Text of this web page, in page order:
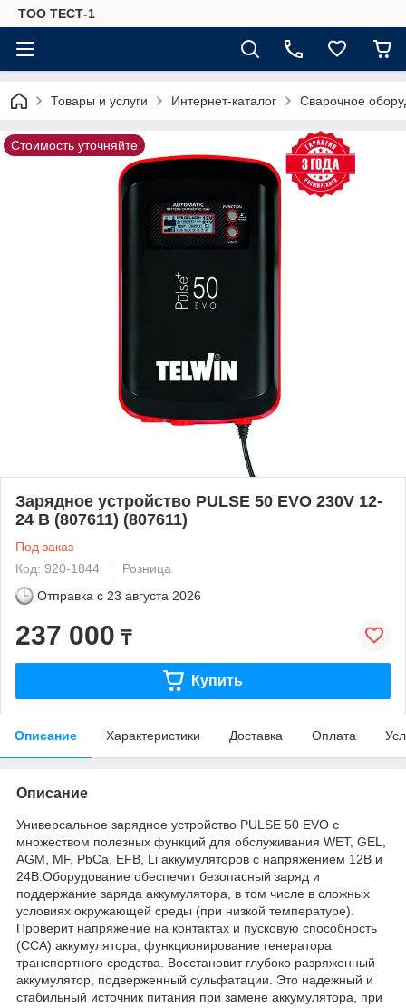
ТОО ТЕСТ-1
Товары и услуги Интернет-каталог Сварочное
Стоимость уточняйте
Зарядное устройство PULSE 50 EVO 230V 12-
24 В (807611) (807611)
Под заказ
Код: 920-1844
Розница
Отправка с 23 августа 2026
237 000 ₸
Купить
Описание Характеристики Доставка Оплата
Описание
Универсальное зарядное устройство PULSE 50 EVO с
множеством полезных функций для обслуживания WET, GEL,
AGM, MF, PbCa, EFB, Li аккумуляторов с напряжением 12В и
24В.Оборудование обеспечит безопасный заряд и
поддержание заряда аккумулятора, в том числе в сложных
условиях окружающей среды (при низкой температуре).
Проверит напряжение на контактах и пусковую способность
(ССА) аккумулятора, функционирование генератора
транспортного средства. Восстановит глубоко разряженный
аккумулятор, подверженный сульфатации. Это надежный и
стабильный источник питания при замене аккумулятора, при